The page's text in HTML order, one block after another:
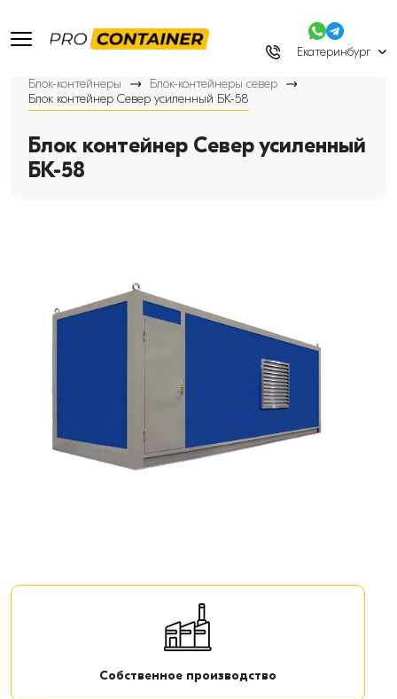
Екатеринбург
Блок-контейнеры
Блок-контейнеры север
Блок контейнер Север усиленный БК-58
Блок контейнер Север усиленный
БК-58
Собственное производство